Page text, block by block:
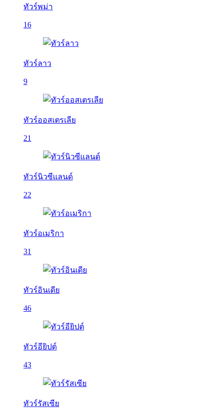
ทัวร์พม่า
16
ทัวร์ลาว
9
ทัวร์ออสเตรเลีย
21
ทัวร์นิวซีแลนด์
22
ทัวร์อเมริกา
31
ทัวร์อินเดีย
46
ทัวร์อียิปต์
43
ทัวร์รัสเซีย